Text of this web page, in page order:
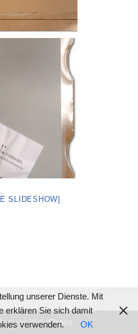
SLIDESHOW]
vonWordPress
unserer Dienste. Mit
erklären Sie sich damit
verwenden.
OK